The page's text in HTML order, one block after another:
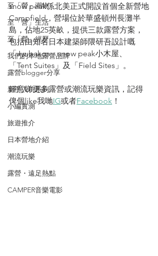
至「營」潮物
至「營」生活
至「營」經歷
我們的本地露營品牌
露營blogger分享
新手入坑系列
小編實測
旅遊推介
日本營地介紹
潮流玩樂
露營・遠足熱點
CAMPER音樂電影
snow peak係北美正式開設首個全新營地
Campfield，營場位於華盛頓州長灘半
島，佔地25英畝，提供三款露營方案，
包括由知名日本建築師隈研吾設計嘅
「Jyubakos」snow peak小木屋、
「Tent Suites」及「Field Sites」。
鍾意睇更多露營或潮流玩樂資訊，記得
俾個like我哋IG或者Facebook ！